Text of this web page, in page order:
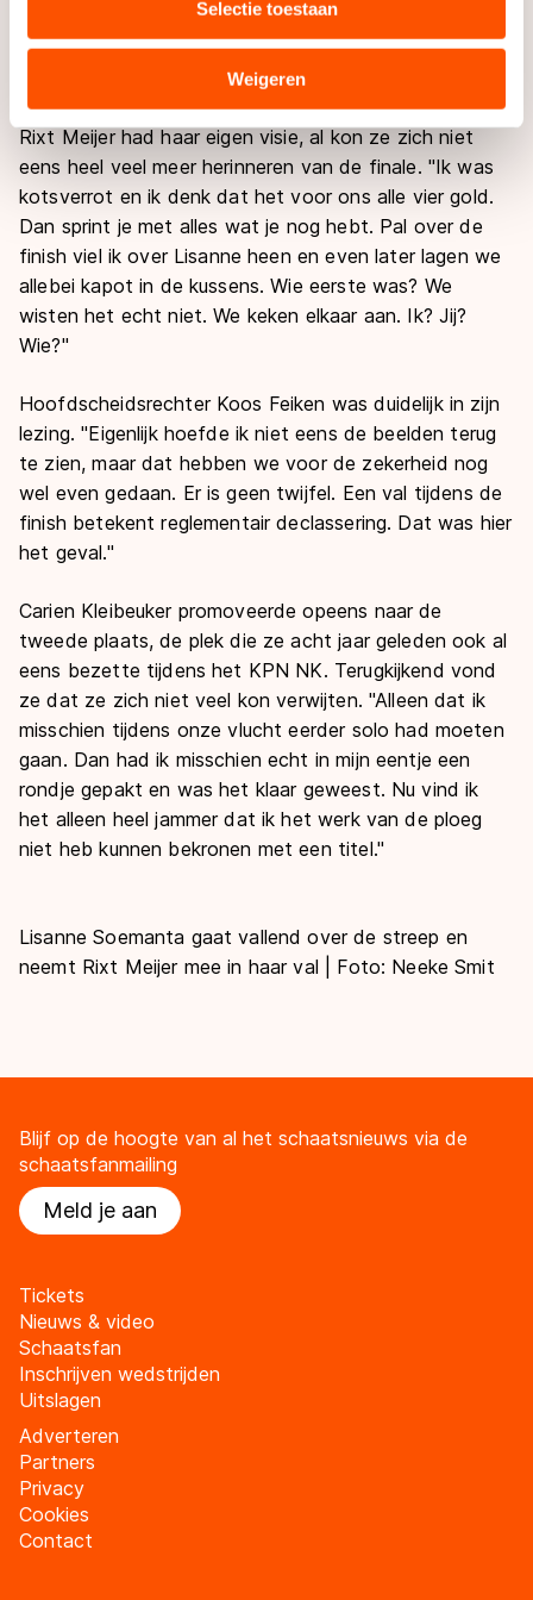
combineren met andere gegevens die u aan hen heeft
verstrekt of die zij hebben verzameld via hun services.
Sommige partners kunnen gegevens doorgeven aan
landen buiten de EU, zoals de VS, waar mogelijk geen
adequaat beschermingsniveau geldt volgens de GDPR.
Door op ‘Toestaan’ te klikken, stemt u in met deze
overdracht. Meer informatie vindt u in onscookiebeleid
Selectie toestaan
Weigeren
wachten. Iedereen zei me dat ik eerste was en dan ga
je dat wel geloven ook. Opeens zag ik dat ik derde
was. Tweede had ik gesnapt, maar derde? Heel apart."
Rixt Meijer had haar eigen visie, al kon ze zich niet
eens heel veel meer herinneren van de finale. "Ik was
kotsverrot en ik denk dat het voor ons alle vier gold.
Dan sprint je met alles wat je nog hebt. Pal over de
finish viel ik over Lisanne heen en even later lagen we
allebei kapot in de kussens. Wie eerste was? We
wisten het echt niet. We keken elkaar aan. Ik? Jij?
Wie?"
Hoofdscheidsrechter Koos Feiken was duidelijk in zijn
lezing. "Eigenlijk hoefde ik niet eens de beelden terug
te zien, maar dat hebben we voor de zekerheid nog
wel even gedaan. Er is geen twijfel. Een val tijdens de
finish betekent reglementair declassering. Dat was hier
het geval."
Carien Kleibeuker promoveerde opeens naar de
tweede plaats, de plek die ze acht jaar geleden ook al
eens bezette tijdens het KPN NK. Terugkijkend vond
ze dat ze zich niet veel kon verwijten. "Alleen dat ik
misschien tijdens onze vlucht eerder solo had moeten
gaan. Dan had ik misschien echt in mijn eentje een
rondje gepakt en was het klaar geweest. Nu vind ik
het alleen heel jammer dat ik het werk van de ploeg
niet heb kunnen bekronen met een titel."
Lisanne Soemanta gaat vallend over de streep en
neemt Rixt Meijer mee in haar val | Foto: Neeke Smit
Blijf op de hoogte van al het schaatsnieuws via de
schaatsfanmailing
Meld je aan
Tickets
Nieuws & video
Schaatsfan
Inschrijven wedstrijden
Uitslagen
Adverteren
Partners
Privacy
Cookies
Contact